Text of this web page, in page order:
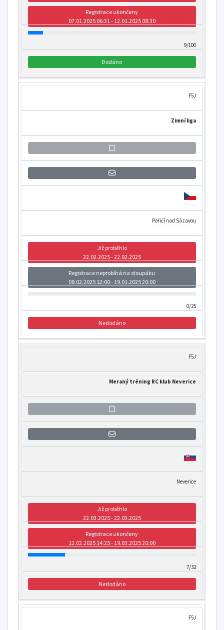
Registrace ukončeny
07.01.2025 06:31 - 12.01.2025 08:30
9/100
Dodáno
F5J
Zimní liga
Přihlášení se k informaci o otevření
Pořičí nad Sázavou
Již proběhlo
22.02.2025 - 22.02.2025
Registrace neprobíhá na stoupáku
08.02.2025 12:00 - 19.01.2025 20:00
0/25
Nedodáno
F5J
Meraný tréning RC klub Neverice
Přihlášení se k informaci o otevření
Neverice
Již proběhlo
22.03.2025 - 22.03.2025
Registrace ukončeny
12.02.2025 14:25 - 19.03.2025 20:00
7/32
Nedodáno
F5J